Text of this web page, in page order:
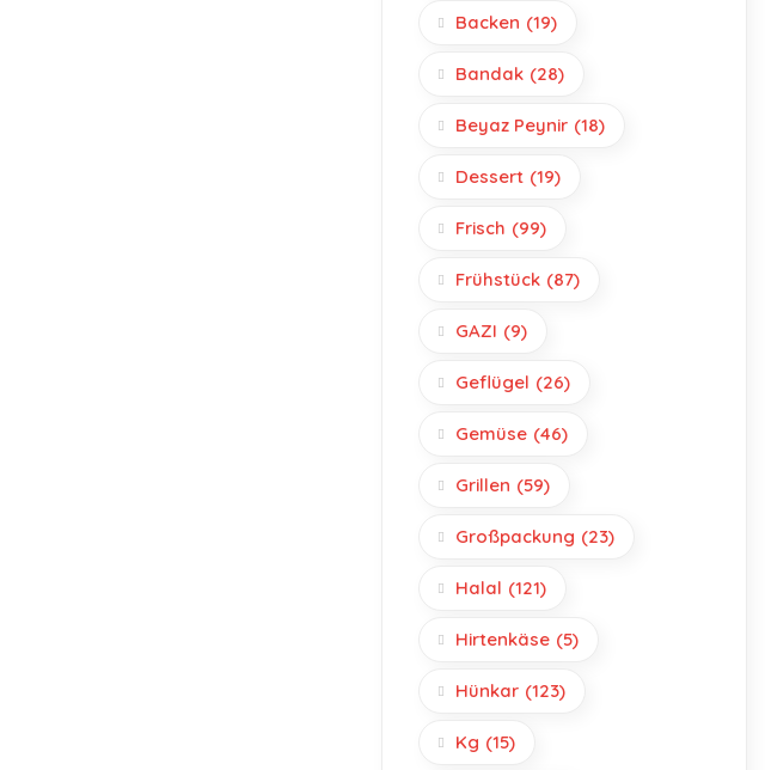
Backen (19)
Bandak (28)
Beyaz Peynir (18)
Dessert (19)
Frisch (99)
Frühstück (87)
GAZI (9)
Geflügel (26)
Gemüse (46)
Grillen (59)
Großpackung (23)
Halal (121)
Hirtenkäse (5)
Hünkar (123)
Kg (15)